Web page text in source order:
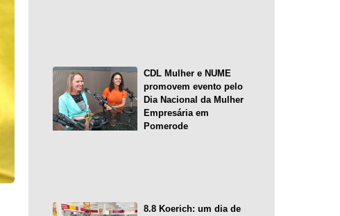
CDL Mulher e NUME
promovem evento pelo
Dia Nacional da Mulher
Empresária em
Pomerode
8.8 Koerich: um dia de